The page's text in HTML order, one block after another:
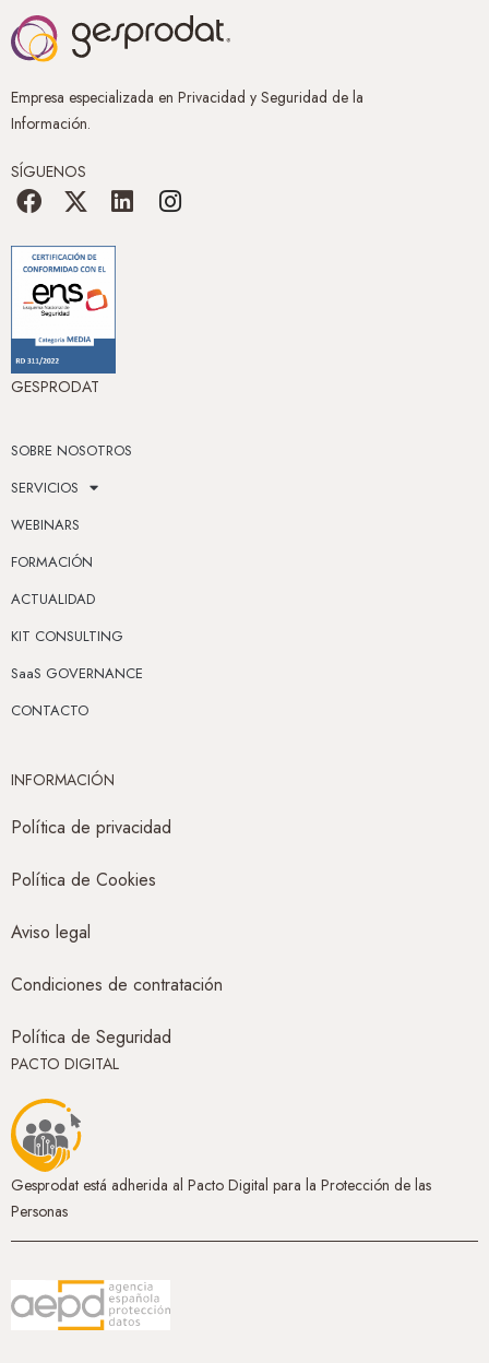
Empresa especializada en Privacidad y Seguridad de la
Información.
SÍGUENOS
GESPRODAT
SOBRE NOSOTROS
SERVICIOS
WEBINARS
FORMACIÓN
ACTUALIDAD
KIT CONSULTING
SaaS GOVERNANCE
CONTACTO
INFORMACIÓN
Política de privacidad
Política de Cookies
Aviso legal
Condiciones de contratación
Política de Seguridad
PACTO DIGITAL
Gesprodat está adherida al Pacto Digital para la Protección de las
Personas